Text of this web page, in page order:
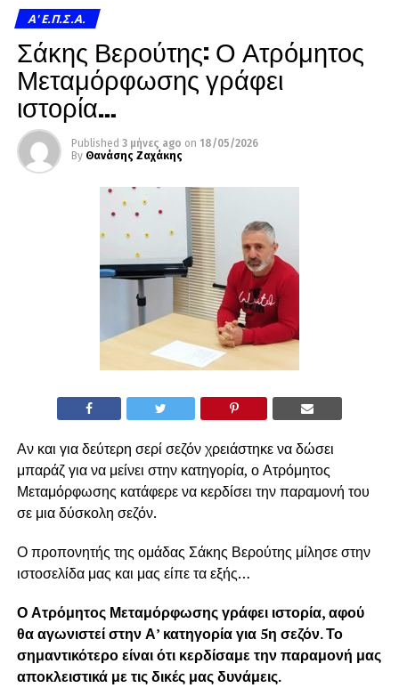
A' Ε.Π.Σ.Α.
Σάκης Βερούτης: Ο Ατρόμητος
Μεταμόρφωσης γράφει
ιστορία…
Published 3 μήνες ago on 18/05/2026
By Θανάσης Ζαχάκης
Αν και για δεύτερη σερί σεζόν χρειάστηκε να δώσει
μπαράζ για να μείνει στην κατηγορία, ο Ατρόμητος
Μεταμόρφωσης κατάφερε να κερδίσει την παραμονή του
σε μια δύσκολη σεζόν.
Ο προπονητής της ομάδας Σάκης Βερούτης μίλησε στην
ιστοσελίδα μας και μας είπε τα εξής…
Ο Ατρόμητος Μεταμόρφωσης γράφει ιστορία, αφού
θα αγωνιστεί στην Α’ κατηγορία για 5η σεζόν. Το
σημαντικότερο είναι ότι κερδίσαμε την παραμονή μας
αποκλειστικά με τις δικές μας δυνάμεις.